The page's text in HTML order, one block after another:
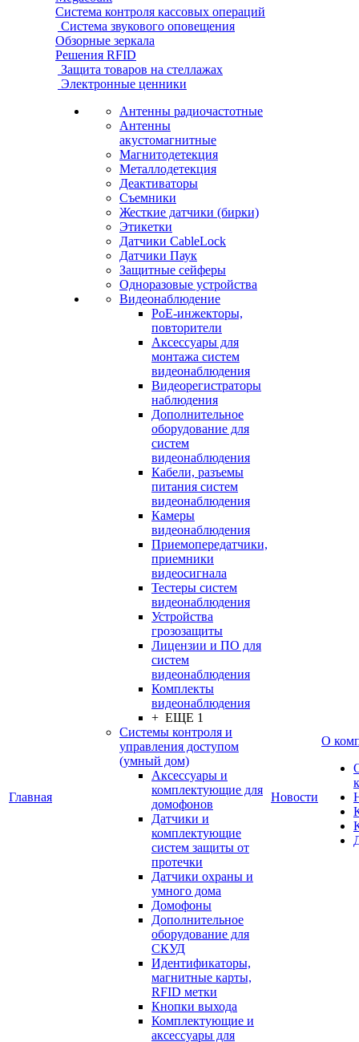
Главная
Система контроля кассовых операций
Система звукового оповещения
Обзорные зеркала
Решения RFID
Защита товаров на стеллажах
Электронные ценники
Антенны радиочастотные
Антенны
акустомагнитные
Магнитодетекция
Металлодетекция
Деактиваторы
Съемники
Жесткие датчики (бирки)
Этикетки
Датчики CableLock
Датчики Паук
Защитные сейферы
Одноразовые устройства
Видеонаблюдение
PoE-инжекторы,
повторители
Аксессуары для
монтажа систем
видеонаблюдения
Видеорегистраторы
наблюдения
Дополнительное
оборудование для
систем
видеонаблюдения
Кабели, разъемы
питания систем
видеонаблюдения
Камеры
видеонаблюдения
Приемопередатчики,
приемники
видеосигнала
Тестеры систем
видеонаблюдения
Устройства
грозозащиты
Лицензии и ПО для
систем
видеонаблюдения
Комплекты
видеонаблюдения
+ ЕЩЕ 1
Системы контроля и
управления доступом
(умный дом)
Аксессуары и
комплектующие для
домофонов
Датчики и
комплектующие
систем защиты от
протечки
Датчики охраны и
умного дома
Домофоны
Дополнительное
оборудование для
СКУД
Идентификаторы,
магнитные карты,
RFID метки
Кнопки выхода
Комплектующие и
аксессуары для
Новости
О